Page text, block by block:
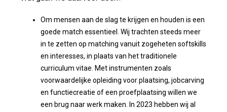
Om mensen aan de slag te krijgen en houden is een
goede match essentieel. Wij trachten steeds meer
in te zetten op matching vanuit zogeheten softskills
en interesses, in plaats van het traditionele
curriculum vitae. Met instrumenten zoals
voorwaardelijke opleiding voor plaatsing, jobcarving
en functiecreatie of een proefplaatsing willen we
een brug naar werk maken. In 2023 hebben wij al